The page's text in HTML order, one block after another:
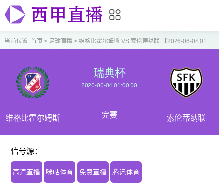
当前位置: 首页 > 足球直播> 维格比霍尔姆斯 VS 索伦蒂纳联 【2026-06-04 01:00:00】
维格比霍尔姆斯
瑞典杯
2026-06-04 01:00:00
完赛 索伦蒂纳联
信号源：
高清直播 咪咕体育 免费直播 腾讯体育